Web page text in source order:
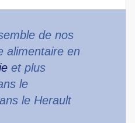
de nos
alimentaire en
et plus
le
le Herault